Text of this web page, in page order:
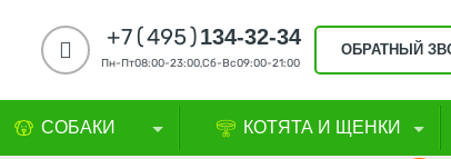
+7(495)134-32-34
Пн-Пт08:00-23:00,Сб-Вс09:00-21:00
ОБРАТНЫЙ
СОБАКИ КОТЯТА И ЩЕНКИ